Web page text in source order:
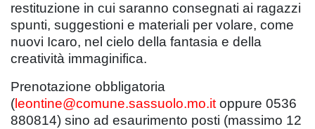
restituzione in cui saranno consegnati ai ragazzi
spunti, suggestioni e materiali per volare, come
nuovi Icaro, nel cielo della fantasia e della
creatività immaginifica.
Prenotazione obbligatoria
(leontine@comune.sassuolo.mo.itoppure 0536
880814) sino ad esaurimento posti (massimo 12